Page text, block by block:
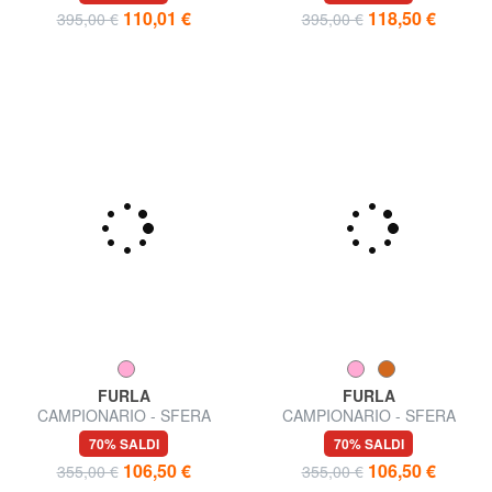
395,00 € 110,01 € 395,00 € 118,50 €
FURLA
CAMPIONARIO - SFERA
SOFT M Borsa a spalla
70% SALDI
355,00 € 106,50 €
FURLA
CAMPIONARIO - SFERA
SOFT Borsa a spalla
70% SALDI
355,00 € 106,50 €